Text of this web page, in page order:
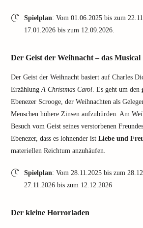
Spielplan: Vom 01.06.2025 bis zum
17.01.2026 bis zum 12.09.2026.
Der Geist der Weihnacht – das Musical
Der Geist der Weihnacht basiert auf Charles
ErzählungA Christmas Carol. Es geht um den
Ebenezer Scrooge, der Weihnachten als
Menschen höhere Zinsen aufzubürden. Am
Besuch vom Geist seines verstorbenen
Ebenezer, dass es lohnender ist Liebe und
materiellen Reichtum anzuhäufen.
Spielplan: Vom 28.11.2025 bis zum
27.11.2026 bis zum 12.12.2026
Der kleine Horrorladen